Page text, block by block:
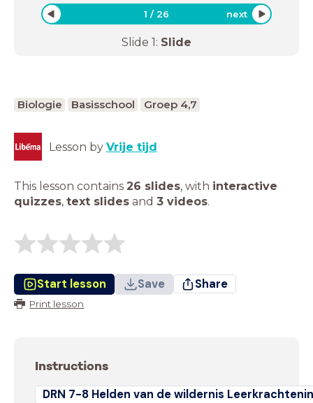
1 /26 next
Slide 1: Slide
Biologie Basisschool Groep 4,7
Lesson by Vrije tijd
This lesson contains 26 slides, with interactive
quizzes, text slides and 3 videos.
Start lesson Save Share
Print lesson
Instructions
DRN 7-8 Helden van de wildernis